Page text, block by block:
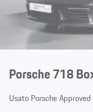
Porsche 718
Usato Porsche Approved